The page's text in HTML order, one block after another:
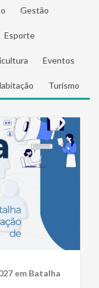
Gestão
Esporte
Eventos
Turismo
em Batalha